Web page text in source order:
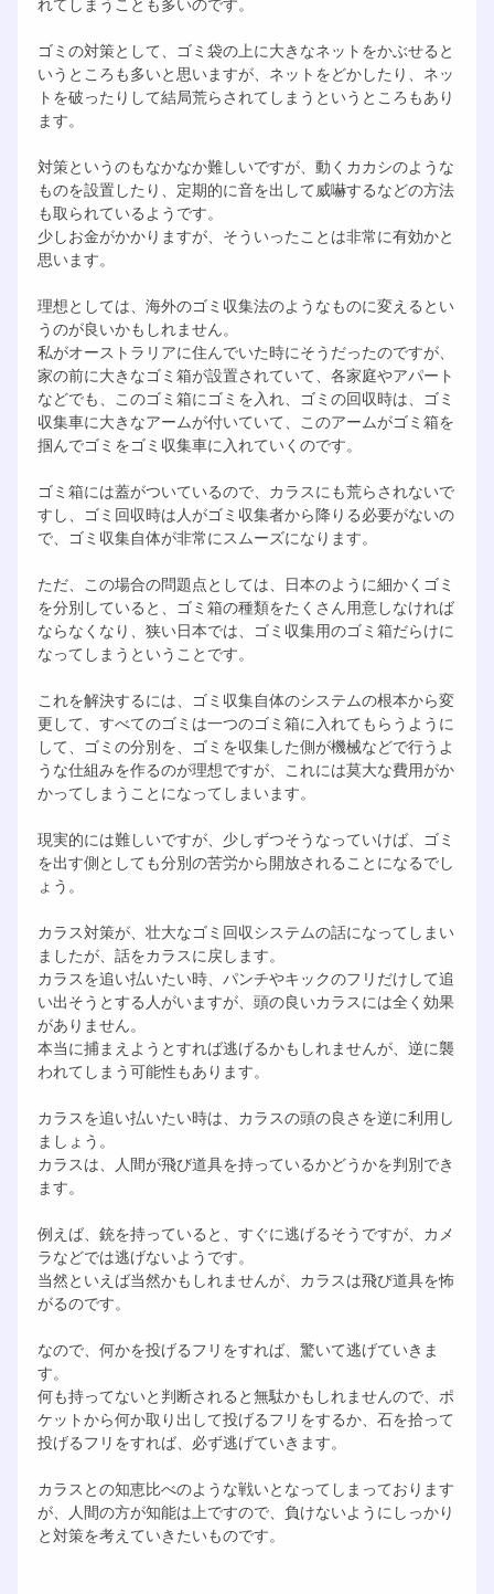
ゴミの対策として、ゴミ袋の上に大きなネットをかぶせると
いうところも多いと思いますが、ネットをどかしたり、ネッ
トを破ったりして結局荒らされてしまうというところもあり
ます。
対策というのもなかなか難しいですが、動くカカシのような
ものを設置したり、定期的に音を出して威嚇するなどの方法
も取られているようです。
少しお金がかかりますが、そういったことは非常に有効かと
思います。
理想としては、海外のゴミ収集法のようなものに変えるとい
うのが良いかもしれません。
私がオーストラリアに住んでいた時にそうだったのですが、
家の前に大きなゴミ箱が設置されていて、各家庭やアパート
などでも、このゴミ箱にゴミを入れ、ゴミの回収時は、ゴミ
収集車に大きなアームが付いていて、このアームがゴミ箱を
掴んでゴミをゴミ収集車に入れていくのです。
ゴミ箱には蓋がついているので、カラスにも荒らされないで
すし、ゴミ回収時は人がゴミ収集者から降りる必要がないの
で、ゴミ収集自体が非常にスムーズになります。
ただ、この場合の問題点としては、日本のように細かくゴミ
を分別していると、ゴミ箱の種類をたくさん用意しなければ
ならなくなり、狭い日本では、ゴミ収集用のゴミ箱だらけに
なってしまうということです。
これを解決するには、ゴミ収集自体のシステムの根本から変
更して、すべてのゴミは一つのゴミ箱に入れてもらうように
して、ゴミの分別を、ゴミを収集した側が機械などで行うよ
うな仕組みを作るのが理想ですが、これには莫大な費用がか
かってしまうことになってしまいます。
現実的には難しいですが、少しずつそうなっていけば、ゴミ
を出す側としても分別の苦労から開放されることになるでし
ょう。
カラス対策が、壮大なゴミ回収システムの話になってしまい
ましたが、話をカラスに戻します。
カラスを追い払いたい時、パンチやキックのフリだけして追
い出そうとする人がいますが、頭の良いカラスには全く効果
がありません。
本当に捕まえようとすれば逃げるかもしれませんが、逆に襲
われてしまう可能性もあります。
カラスを追い払いたい時は、カラスの頭の良さを逆に利用し
ましょう。
カラスは、人間が飛び道具を持っているかどうかを判別でき
ます。
例えば、銃を持っていると、すぐに逃げるそうですが、カメ
ラなどでは逃げないようです。
当然といえば当然かもしれませんが、カラスは飛び道具を怖
がるのです。
なので、何かを投げるフリをすれば、驚いて逃げていきま
す。
何も持ってないと判断されると無駄かもしれませんので、ポ
ケットから何か取り出して投げるフリをするか、石を拾って
投げるフリをすれば、必ず逃げていきます。
カラスとの知恵比べのような戦いとなってしまっております
が、人間の方が知能は上ですので、負けないようにしっかり
と対策を考えていきたいものです。